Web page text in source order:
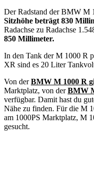
Der Radstand der BMW M
Sitzhöhe beträgt 830
Radachse zu Radachse
850 Millimeter.
In den Tank der M 1000 R
XR sind es 20 Liter
Von derBMW M 1000 R
Marktplatz, von derBMW
verfügbar. Damit hast du
Nähe zu finden. Für die M
am 1000PS Marktplatz, M
gesucht.